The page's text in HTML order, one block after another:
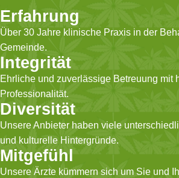
Erfahrung
Über 30 Jahre klinische Praxis in der
Gemeinde.
Integrität
Ehrliche und zuverlässige Betreuung mit
Professionalität.
Diversität
Unsere Anbieter haben viele
und kulturelle Hintergründe.
Mitgefühl
Unsere Ärzte kümmern sich um Sie und